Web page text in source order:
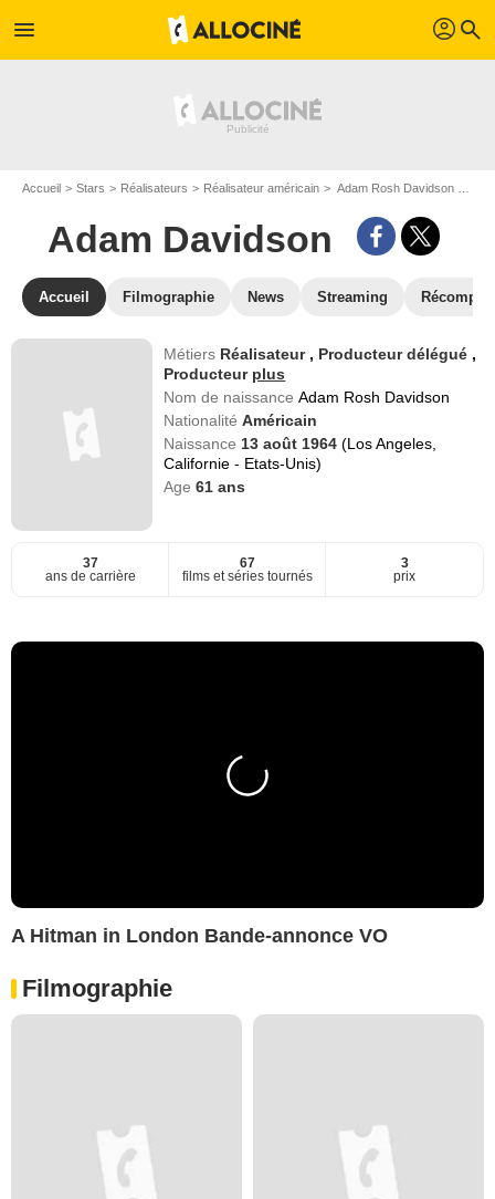
menu profil search
Accueil Stars Réalisateurs Réalisateur américain Adam Rosh Davidson dit Adam Davidson
Adam Davidson
Accueil Filmographie News Streaming
Métiers Réalisateur , Producteur délégué ,
Producteur plus
Nom de naissanceAdam Rosh Davidson
NationalitéAméricain
Naissance 13 août 1964(Los Angeles,
Californie - Etats-Unis)
Age61 ans
37
ans de carrière
67
films et séries tournés
3
prix
A Hitman in London Bande-annonce VO
Filmographie